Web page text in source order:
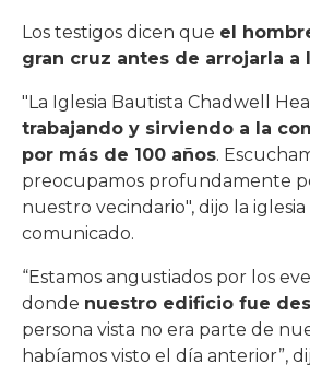
Los testigos dicen que el
gran cruz antes de arrojarla a
"La Iglesia Bautista Chadwell
trabajando y sirviendo a la
por más de 100 años.
preocupamos profundamente
nuestro vecindario", dijo la
comunicado.
“Estamos angustiados por los
donde nuestro edificio fue
persona vista no era parte de
habíamos visto el día anterior”,